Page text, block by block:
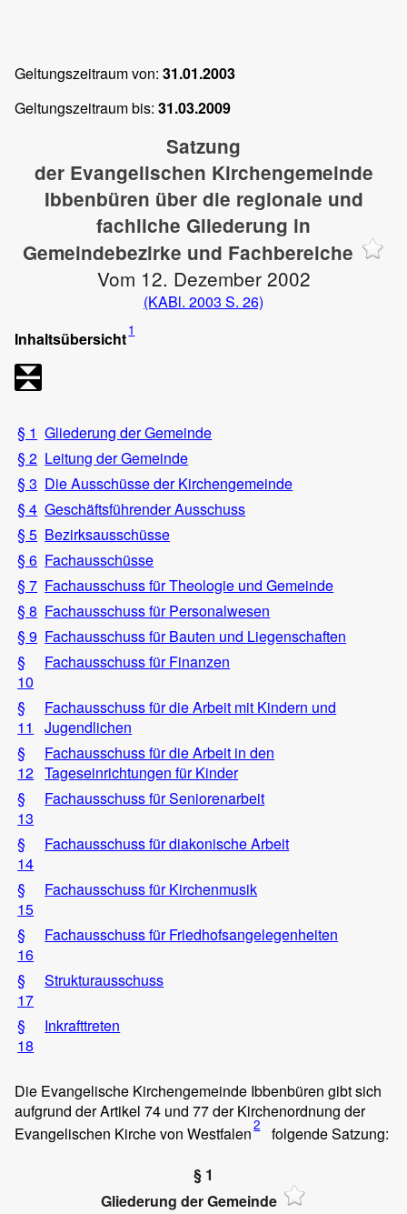
Geltungszeitraum von: 31.01.2003
Geltungszeitraum bis: 31.03.2009
Satzung
der Evangelischen Kirchengemeinde
Ibbenbüren über die regionale und
fachliche Gliederung in
Gemeindebezirke und Fachbereiche
Vom 12. Dezember 2002
(KABl. 2003 S. 26)
Inhaltsübersicht1
§ 1 Gliederung der Gemeinde
§ 2 Leitung der Gemeinde
§ 3 Die Ausschüsse der Kirchengemeinde
§ 4 Geschäftsführender Ausschuss
§ 5 Bezirksausschüsse
§ 6 Fachausschüsse
§ 7 Fachausschuss für Theologie und Gemeinde
§ 8 Fachausschuss für Personalwesen
§ 9 Fachausschuss für Bauten und Liegenschaften
§
10
Fachausschuss für Finanzen
§
11
Fachausschuss für die Arbeit mit Kindern und
Jugendlichen
§
12
Fachausschuss für die Arbeit in den
Tageseinrichtungen für Kinder
§
13
Fachausschuss für Seniorenarbeit
§
14
Fachausschuss für diakonische Arbeit
§
15
Fachausschuss für Kirchenmusik
§
16
Fachausschuss für Friedhofsangelegenheiten
§
17
Strukturausschuss
§
18
Inkrafttreten
Die Evangelische Kirchengemeinde Ibbenbüren gibt sich
aufgrund der Artikel 74 und 77 der Kirchenordnung der
Evangelischen Kirche von Westfalen2
folgende Satzung:
§ 1
Gliederung der Gemeinde